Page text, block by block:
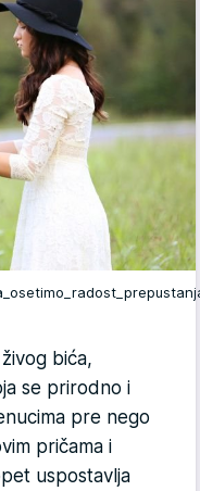
bića,
se prirodno i
pre nego
pričama i
uspostavlja